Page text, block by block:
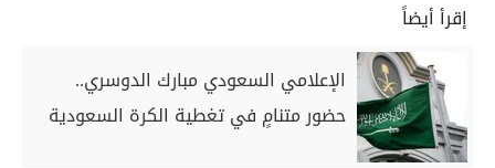
إقرأ أيضاً
الإعلامي السعودي مبارك الدوسري..
حضور متنامٍ في تغطية الكرة السعودية